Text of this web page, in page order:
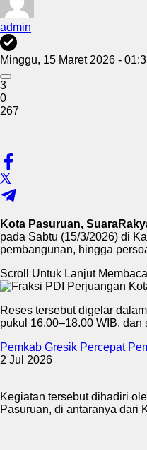
admin
Minggu, 15 Maret 2026 -
3
0
267
Kota Pasuruan,
pada Sabtu (15/3/2026) di
pembangunan, hingga
Scroll Untuk Lanjut Membaca
Reses tersebut digelar
pukul 16.00–18.00 WIB,
Pemkab Gresik Percepat
2 Jul 2026
Kegiatan tersebut dihadiri
Pasuruan, di antaranya dari